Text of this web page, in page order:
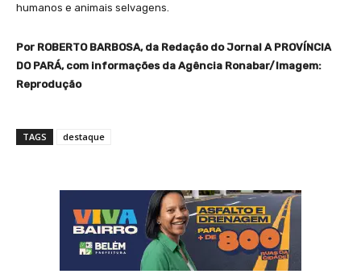
humanos e animais selvagens.
Por ROBERTO BARBOSA, da Redação do Jornal A PROVÍNCIA
DO PARÁ, com informações da Agência Ronabar/Imagem:
Reprodução
TAGS destaque